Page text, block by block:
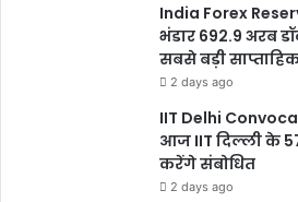
India Forex
भंडार 692.9 अरब
सबसे बड़ी
2 days ago
IIT Delhi
आज IIT दिल्ली के
करेंगे संबोधित
2 days ago